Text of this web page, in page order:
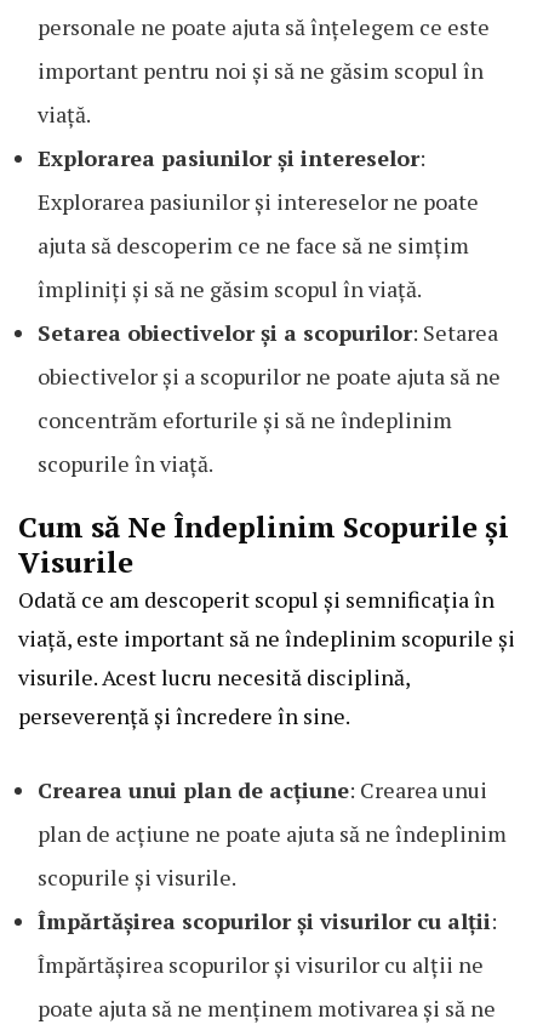
personale ne poate ajuta să înțelegem ce este
important pentru noi și să ne găsim scopul în
viață.
Explorarea pasiunilor și intereselor:
Explorarea pasiunilor și intereselor ne poate
ajuta să descoperim ce ne face să ne simțim
împliniți și să ne găsim scopul în viață.
Setarea obiectivelor și a scopurilor: Setarea
obiectivelor și a scopurilor ne poate ajuta să ne
concentrăm eforturile și să ne îndeplinim
scopurile în viață.
Cum să Ne Îndeplinim Scopurile și
Visurile
Odată ce am descoperit scopul și semnificația în
viață, este important să ne îndeplinim scopurile și
visurile. Acest lucru necesită disciplină,
perseverență și încredere în sine.
Crearea unui plan de acțiune: Crearea unui
plan de acțiune ne poate ajuta să ne îndeplinim
scopurile și visurile.
Împărtășirea scopurilor și visurilor cu alții:
Împărtășirea scopurilor și visurilor cu alții ne
poate ajuta să ne menținem motivarea și să ne